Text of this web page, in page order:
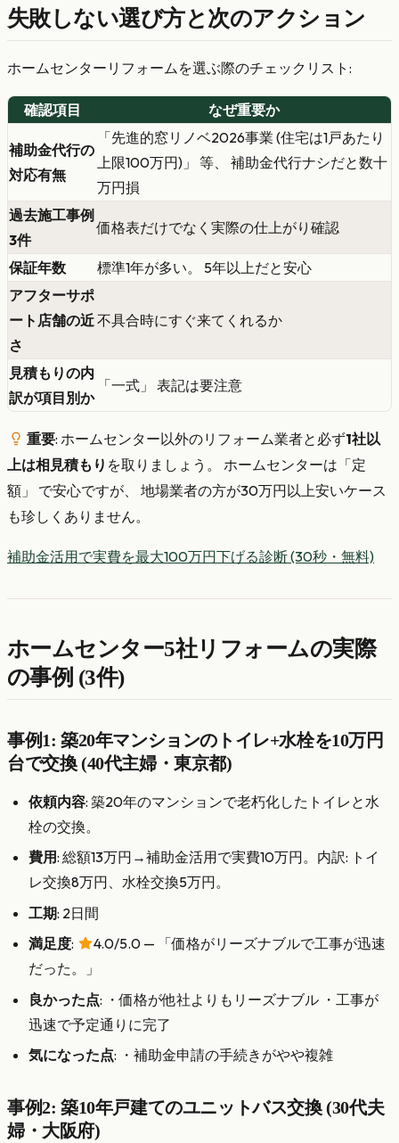
失敗しない選び方と次のアクション
ホームセンターリフォームを選ぶ際のチェックリスト:
確認項目 なぜ重要か
補助金代行の
対応有無
「先進的窓リノベ2026事業 (住宅は1戸あたり
上限100万円)」 等、 補助金代行ナシだと数十
万円損
過去施工事例
3件
価格表だけでなく実際の仕上がり確認
保証年数
標準1年が多い。 5年以上だと安心
アフターサポ
ート店舗の近
さ
不具合時にすぐ来てくれるか
見積もりの内
訳が項目別か
「一式」 表記は要注意
重要: ホームセンター以外のリフォーム業者と必ず1社以
上は相見積もり を取りましょう。 ホームセンターは「定
額」 で安心ですが、 地場業者の方が30万円以上安いケース
も珍しくありません。
補助金活用で実費を最大100万円下げる診断 (30秒・無料)
ホームセンター5社リフォームの実際
の事例 (3件)
事例1: 築20年マンションのトイレ+水栓を10万円
台で交換 (40代主婦・東京都)
依頼内容: 築20年のマンションで老朽化したトイレと水
栓の交換。
費用: 総額13万円→補助金活用で実費10万円。内訳: トイ
レ交換8万円、水栓交換5万円。
工期: 2日間
満足度:
4.0/5.0 — 「価格がリーズナブルで工事が迅速
だった。」
良かった点: ・価格が他社よりもリーズナブル ・工事が
迅速で予定通りに完了
気になった点: ・補助金申請の手続きがやや複雑
事例2: 築10年戸建てのユニットバス交換 (30代夫
婦・大阪府)